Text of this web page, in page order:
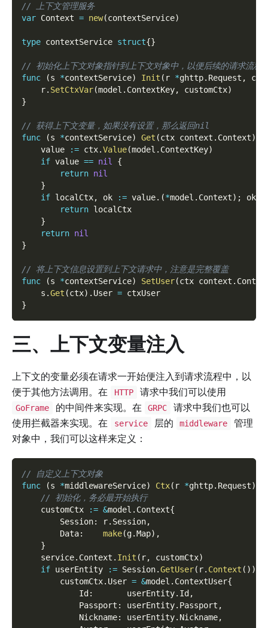
// 上下文管理服务
var Context = new(contextService)
type contextService struct{}
// 初始化上下文对象指针到上下文对象中，以便后续的请求流程
func
(s *contextService) Init ( r *ghttp. Request ,
    r
. SetCtxVar(model . ContextKey, customCtx)
}
// 获得上下文变量，如果没有设置，那么返回nil
func
(s *contextService) Get (ctx context . Context)
    value
:= ctx.Value(model . ContextKey)
if value == nil
{
return nil
}
if localCtx, ok := value. (*model . Context) ; ok
return localCtx
}
return nil
}
// 将上下文信息设置到上下文请求中，注意是完整覆盖
func
(s *contextService) SetUser(ctx context .
    s
.Get (ctx) . User = ctxUser
}
三、上下文变量注入
上下文的变量必须在请求一开始便注入到请求流程中，以
便于其他方法调用。在
HTTP 请求中我们可以使用
GoFrame 的中间件来实现。在 GRPC
请求中我们也可以
使用拦截器来实现。在
service 层的 middleware
管理
对象中，我们可以这样来定义：
// 自定义上下文对象
func
(s *middlewareService) Ctx( r *ghttp. Request)
// 初始化，务必最开始执行
    customCtx
:= &model . Context{
        Session
: r. Session,
        Data
: make(g.Map) ,
}
    service
. Context . Init ( r, customCtx)
if userEntity := Session.GetUser( r. Context ( ) )
        customCtx
. User = &model . ContextUser{
            Id
:
       userEntity
. Id ,
            Passport
: userEntity. Passport ,
            Nickname
: userEntity. Nickname,